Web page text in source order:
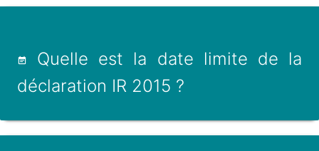
Quelle est la date limite de la
déclaration IR 2015 ?